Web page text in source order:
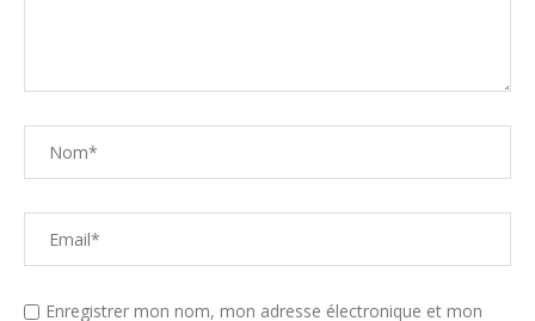
Enregistrer mon nom, mon adresse électronique et mon